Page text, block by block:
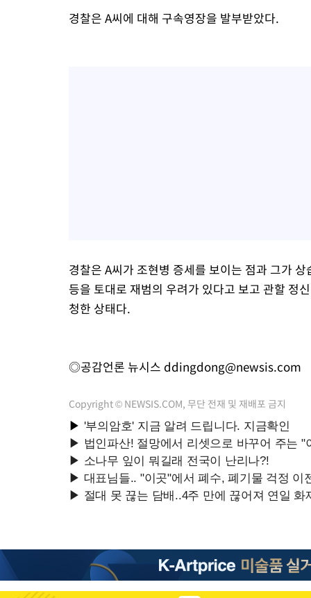
경찰은 A씨에 대해 구속영장을 발부받았다.
경찰은 A씨가 조현병 증세를 보이는 점과 그가
등을 토대로 재범의 우려가 있다고 보고 관할 정
청한 상태다.
◎공감언론 뉴시스 ddingdong@newsis.com
Copyright © NEWSIS.COM, 무단 전재 및 재배포 금지